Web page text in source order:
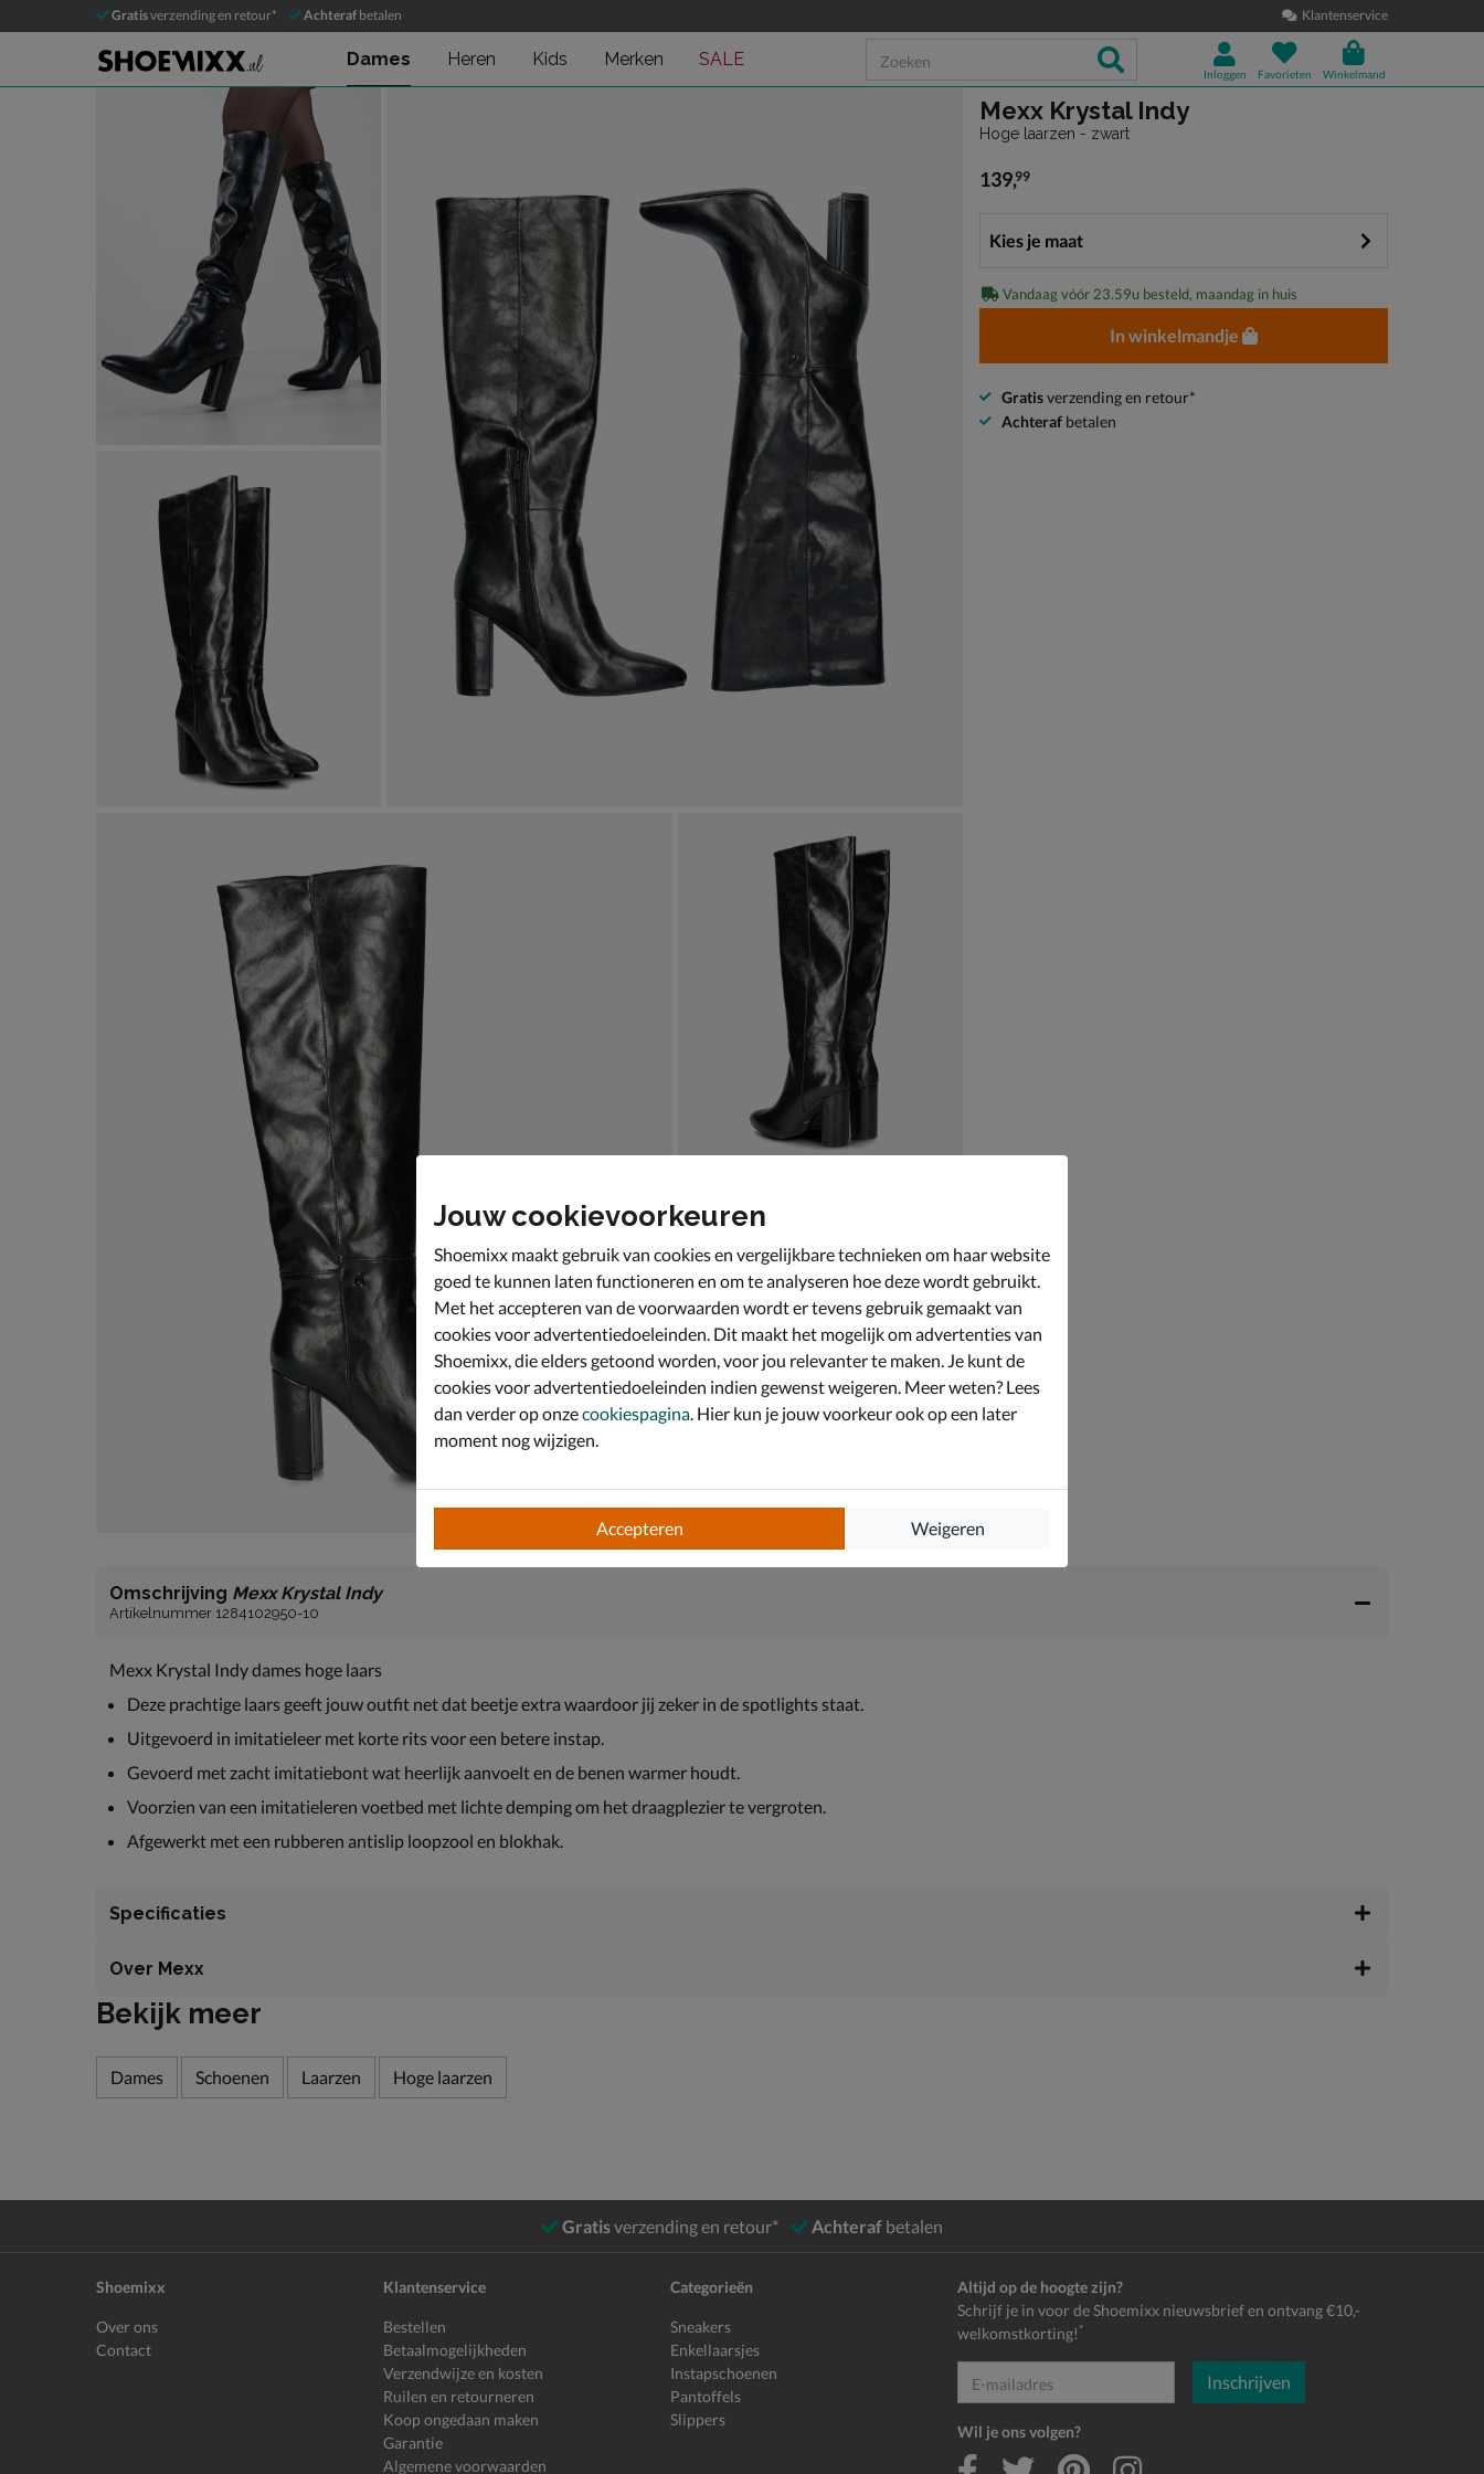
Gratisverzending en retour* Achteraf betalen Klantenservice
Dames Heren Kids Merken SALE
Inloggen Favorieten Winkelmand
Mexx Krystal Indy
Hoge laarzen
Product media galerij Mexx Krystal Indy
Hoge laarzen - zwart
€ 139,99
139,99
Kies je maat
Vandaag vóór 23.59u besteld, maandag in huis
In winkelmandje
Gratisverzending en retour*
Achteraf betalen
Omschrijving Mexx Krystal Indy
Artikelnummer 1284102950-10
Mexx Krystal Indy dames hoge laars
Deze prachtige laars geeft jouw outfit net dat beetje extra waardoor jij zeker in de spotlights staat.
Uitgevoerd in imitatieleer met korte rits voor een betere instap.
Gevoerd met zacht imitatiebont wat heerlijk aanvoelt en de benen warmer houdt.
Voorzien van een imitatieleren voetbed met lichte demping om het draagplezier te vergroten.
Afgewerkt met een rubberen antislip loopzool en blokhak.
Specificaties
Over Mexx
Bekijk meer
Dames Schoenen Laarzen Hoge laarzen
Gratisverzending en retour* Achteraf betalen
Shoemixx
Over ons
Contact
Klantenservice
Bestellen
Betaalmogelijkheden
Verzendwijze en kosten
Ruilen en retourneren
Koop ongedaan maken
Garantie
Algemene voorwaarden
Categorieën
Sneakers
Enkellaarsjes
Instapschoenen
Pantoffels
Slippers
Altijd op de hoogte zijn?
Schrijf je in voor de Shoemixx nieuwsbrief en ontvang €10,-
welkomstkorting! *
E-mailadres Inschrijven
Wil je ons volgen?
Jouw cookievoorkeuren
Shoemixx maakt gebruik van cookies en vergelijkbare technieken om haar website
goed te kunnen laten functioneren en om te analyseren hoe deze wordt gebruikt.
Met het accepteren van de voorwaarden wordt er tevens gebruik gemaakt van
cookies voor advertentiedoeleinden. Dit maakt het mogelijk om advertenties van
Shoemixx, die elders getoond worden, voor jou relevanter te maken. Je kunt de
cookies voor advertentiedoeleinden indien gewenst weigeren. Meer weten? Lees
dan verder op onzecookiespagina. Hier kun je jouw voorkeur ook op een later
moment nog wijzigen.
Accepteren Weigeren